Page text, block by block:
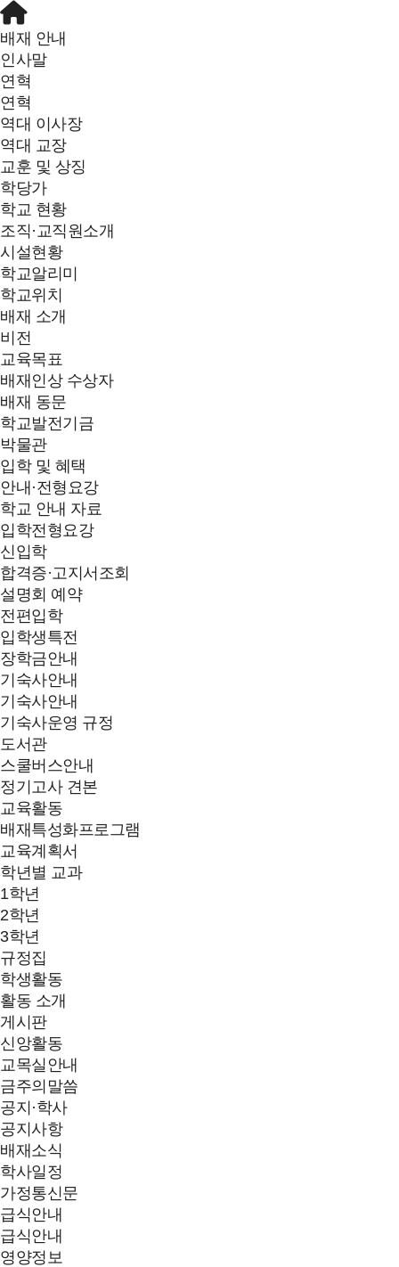
배재 안내
인사말
연혁
연혁
역대 이사장
역대 교장
교훈 및 상징
학당가
학교 현황
조직·교직원소개
시설현황
학교알리미
학교위치
배재 소개
비전
교육목표
배재인상 수상자
배재 동문
학교발전기금
박물관
입학 및 혜택
안내·전형요강
학교 안내 자료
입학전형요강
신입학
합격증·고지서조회
설명회 예약
전편입학
입학생특전
장학금안내
기숙사안내
기숙사안내
기숙사운영 규정
도서관
스쿨버스안내
정기고사 견본
교육활동
배재특성화프로그램
교육계획서
학년별 교과
1학년
2학년
3학년
규정집
학생활동
활동 소개
게시판
신앙활동
교목실안내
금주의말씀
공지·학사
공지사항
배재소식
학사일정
가정통신문
급식안내
급식안내
영양정보